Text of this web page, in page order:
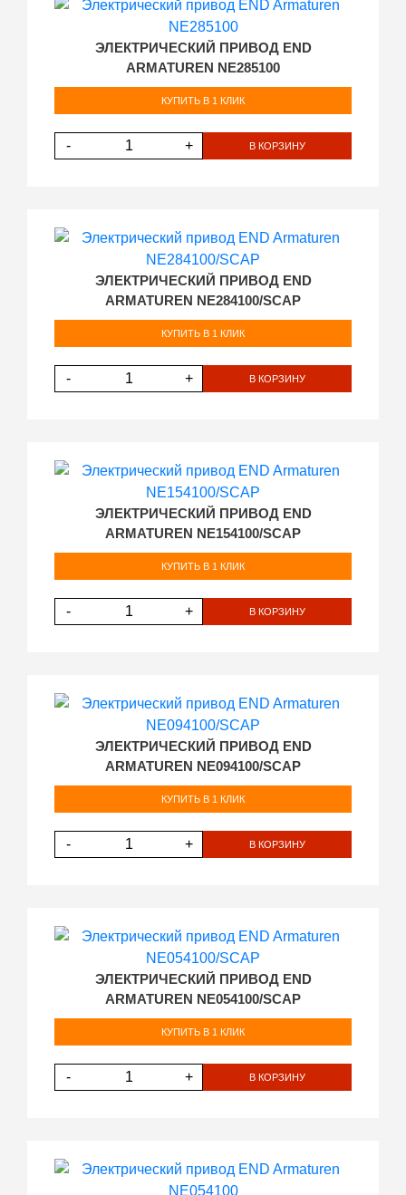
ЭЛЕКТРИЧЕСКИЙ ПРИВОД END
ARMATUREN NE285100
КУПИТЬ В 1 КЛИК
- + В КОРЗИНУ
ЭЛЕКТРИЧЕСКИЙ ПРИВОД END
ARMATUREN NE284100/SCAP
КУПИТЬ В 1 КЛИК
- + В КОРЗИНУ
ЭЛЕКТРИЧЕСКИЙ ПРИВОД END
ARMATUREN NE154100/SCAP
КУПИТЬ В 1 КЛИК
- + В КОРЗИНУ
ЭЛЕКТРИЧЕСКИЙ ПРИВОД END
ARMATUREN NE094100/SCAP
КУПИТЬ В 1 КЛИК
- + В КОРЗИНУ
ЭЛЕКТРИЧЕСКИЙ ПРИВОД END
ARMATUREN NE054100/SCAP
КУПИТЬ В 1 КЛИК
- + В КОРЗИНУ